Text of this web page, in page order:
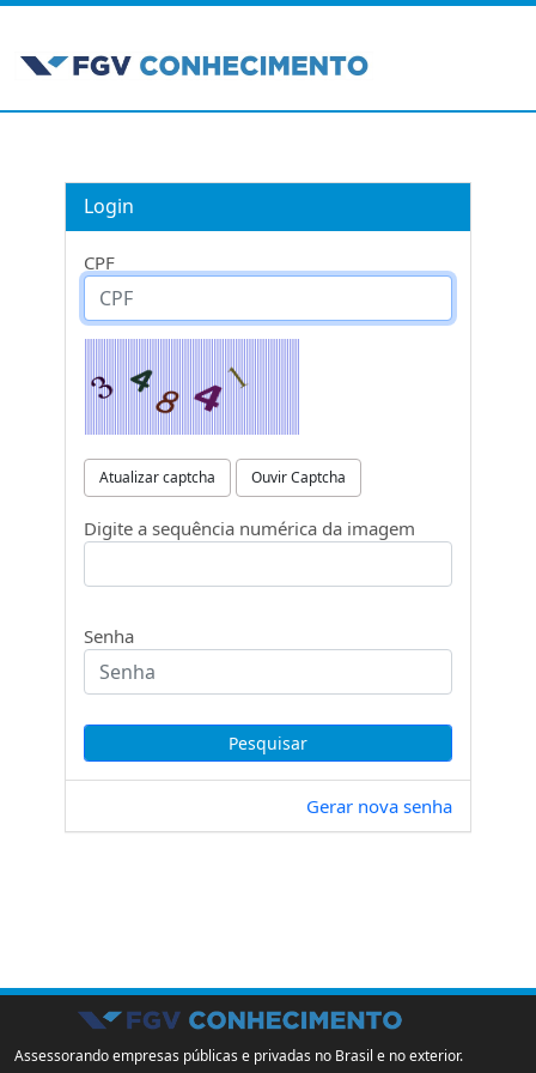
Login
CPF
Atualizar captcha Ouvir Captcha
Digite a sequência numérica da imagem
Senha
Gerar nova senha
Assessorando empresas públicas e privadas no Brasil e no exterior.